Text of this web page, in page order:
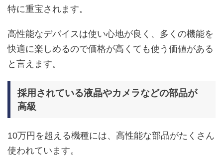
特に重宝されます。
高性能なデバイスは使い心地が良く、多くの機能を
快適に楽しめるので価格が高くても使う価値がある
と言えます。
採用されている液晶やカメラなどの部品が
高級
10万円を超える機種には、高性能な部品がたくさん
使われています。